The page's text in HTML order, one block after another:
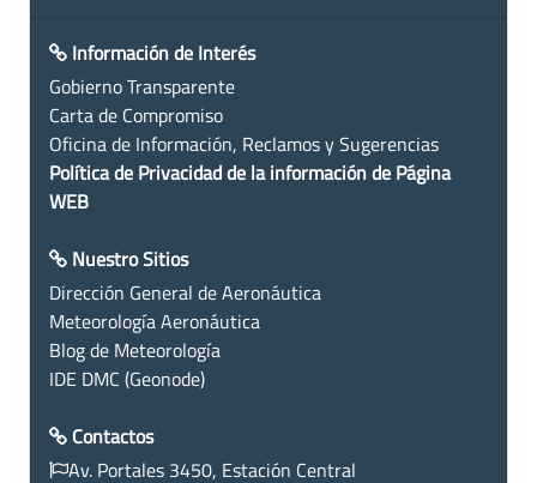
Información de Interés
Gobierno Transparente
Carta de Compromiso
Oficina de Información, Reclamos y Sugerencias
Política de Privacidad de la información de Página
WEB
Nuestro Sitios
Dirección General de Aeronáutica
Meteorología Aeronáutica
Blog de Meteorología
IDE DMC (Geonode)
Contactos
Av. Portales 3450, Estación Central